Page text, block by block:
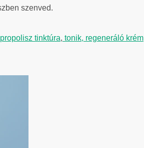
szenved.
propolisz tinktúra, tonik, regeneráló krém